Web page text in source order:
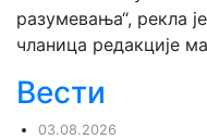
разумевања“, рекла
чланица редакције
Вести
03.08.2026